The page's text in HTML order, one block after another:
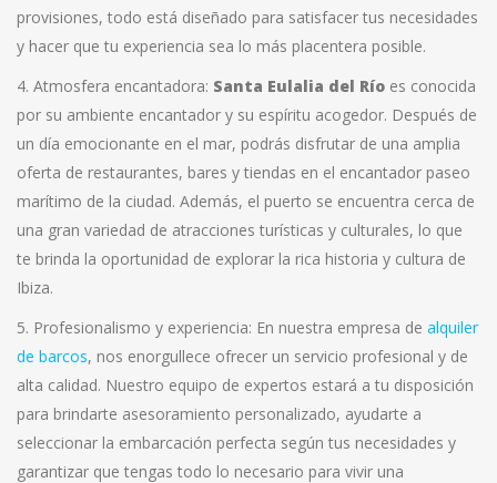
provisiones, todo está diseñado para satisfacer tus necesidades
y hacer que tu experiencia sea lo más placentera posible.
4. Atmosfera encantadora: Santa Eulalia del Río es conocida
por su ambiente encantador y su espíritu acogedor. Después de
un día emocionante en el mar, podrás disfrutar de una amplia
oferta de restaurantes, bares y tiendas en el encantador paseo
marítimo de la ciudad. Además, el puerto se encuentra cerca de
una gran variedad de atracciones turísticas y culturales, lo que
te brinda la oportunidad de explorar la rica historia y cultura de
Ibiza.
5. Profesionalismo y experiencia: En nuestra empresa de alquiler
de barcos, nos enorgullece ofrecer un servicio profesional y de
alta calidad. Nuestro equipo de expertos estará a tu disposición
para brindarte asesoramiento personalizado, ayudarte a
seleccionar la embarcación perfecta según tus necesidades y
garantizar que tengas todo lo necesario para vivir una